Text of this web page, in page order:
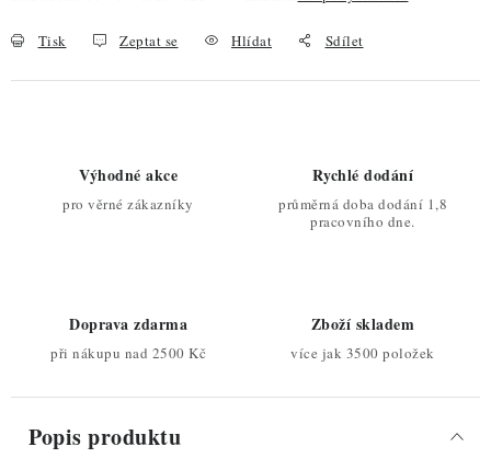
Tisk Zeptat se Hlídat Sdílet
Výhodné akce
pro věrné zákazníky
Rychlé dodání
průměrná doba dodání 1,8
pracovního dne.
Doprava zdarma
při nákupu nad 2500 Kč
Zboží skladem
více jak 3500 položek
Popis produktu